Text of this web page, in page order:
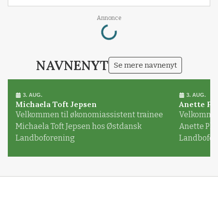
Annonce
Loading...
NAVNENYT Se mere navnenyt
3. AUG.
Michaela Toft Jepsen
Velkommen til økonomiassistent trainee
Michaela Toft Jepsen hos Østdansk
Landboforening
3. AUG.
Anette
Anette